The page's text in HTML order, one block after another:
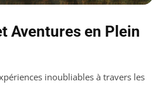
Aventures en Plein
inoubliables à travers les